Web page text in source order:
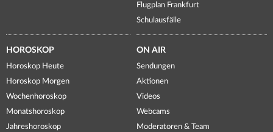
Flugplan Frankfurt
Schulausfälle
HOROSKOP
Horoskop Heute
Horoskop Morgen
Wochenhoroskop
Monatshoroskop
Jahreshoroskop
ON AIR
Sendungen
Aktionen
Videos
Webcams
Moderatoren & Team